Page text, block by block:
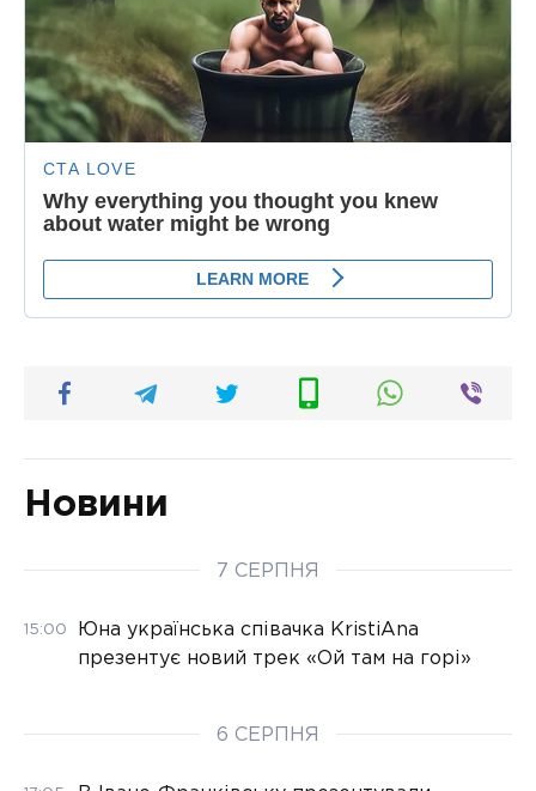
Новини
7 СЕРПНЯ
15:00
Юна українська співачка KristiAna
презентує новий трек «Ой там на горі»
6 СЕРПНЯ